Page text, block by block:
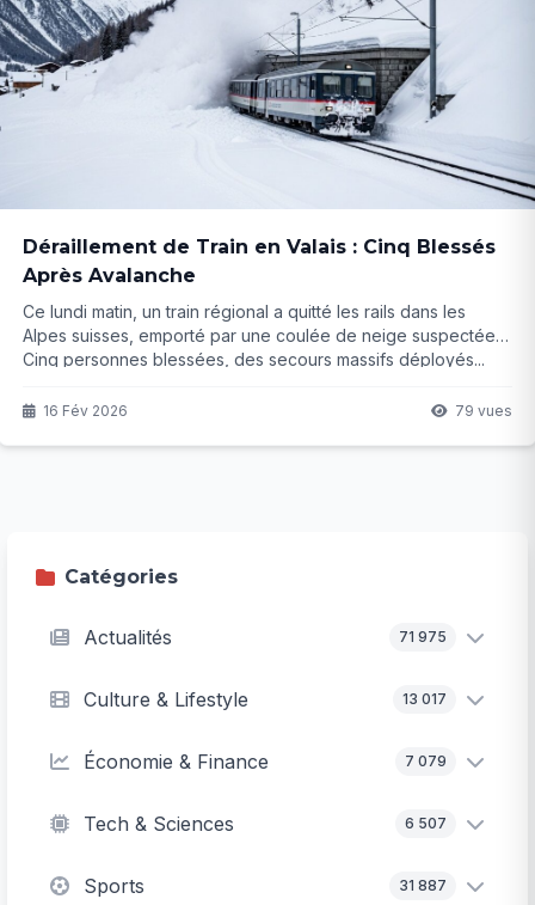
Déraillement de Train en Valais : Cinq Blessés
Après Avalanche
Ce lundi matin, un train régional a quitté les rails dans les
Alpes suisses, emporté par une coulée de neige suspectée.
Cinq personnes blessées, des secours massifs déployés...
pleine zone à risque ?
16 Fév 2026 79 vues
Catégories
Actualités 71 975
Culture & Lifestyle 13 017
Économie & Finance 7 079
Tech & Sciences 6 507
Sports 31 887